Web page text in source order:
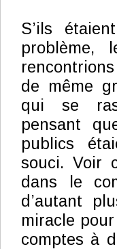
S’ils
de même
qui se
pensant
publics
souci. Voir
dans le
d’autant
miracle
comptes à